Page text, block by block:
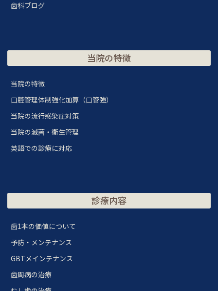
歯科ブログ
当院の特徴
当院の特徴
口腔管理体制強化加算（口管強）
当院の流行感染症対策
当院の滅菌・衛生管理
英語での診療に対応
診療内容
歯1本の価値について
予防・メンテナンス
GBTメインテナンス
歯周病の治療